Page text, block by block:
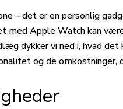
– det er en personlig
med Apple Watch kan
dykker vi ned i, hvad
og de omkostninger,